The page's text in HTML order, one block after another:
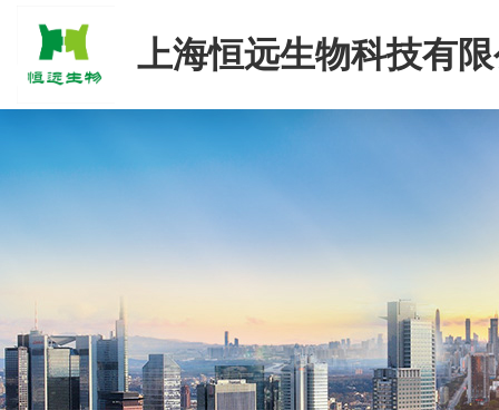
上海恒远生物科技有